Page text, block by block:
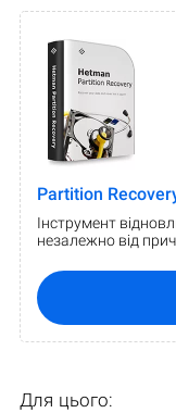
Partition
Інструмент
незалежно від
Для цього: